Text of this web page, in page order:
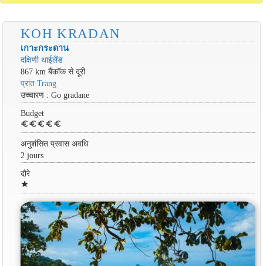
KOH KRADAN
เกาะกระดาน
दक्षिणी थाईलैंड
867 km बैंकॉक से दूरी
प्रांत Trang
उच्चारण : Go gradane
Budget
euro euro euro euro euro
अनुशंसित प्रवास अवधि
2 jours
दौरे
star